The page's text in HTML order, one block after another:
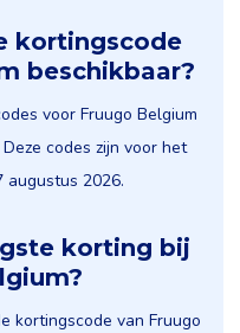
kortingscode
beschikbaar?
voor Fruugo Belgium
codes zijn voor het
2026.
korting bij
kortingscode van Fruugo